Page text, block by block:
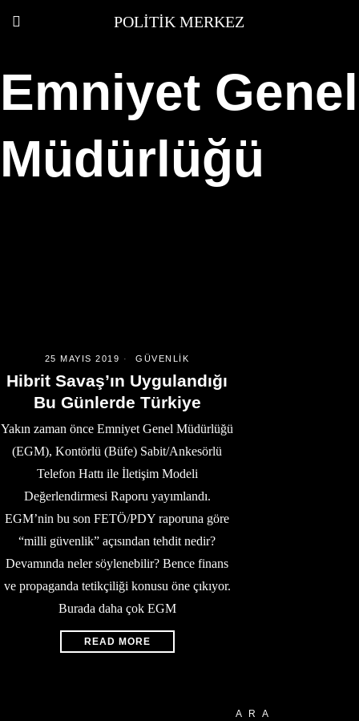
POLITIK MERKEZ
Emniyet Genel
Müdürlüğü
25 MAYIS 2019 GÜVENLIK
Hibrit Savaş’ın Uygulandığı
Bu Günlerde Türkiye
Yakın zaman önce Emniyet Genel Müdürlüğü
(EGM), Kontörlü (Büfe) Sabit/Ankesörlü
Telefon Hattı ile İletişim Modeli
Değerlendirmesi Raporu yayımlandı.
EGM’nin bu son FETÖ/PDY raporuna göre
“milli güvenlik” açısından tehdit nedir?
Devamında neler söylenebilir? Bence finans
ve propaganda tetikçiliği konusu öne çıkıyor.
Burada daha çok EGM
READ MORE
ARA